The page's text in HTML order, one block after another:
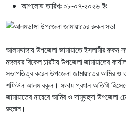
আপলোড তারিখঃ ০৮-০৭-২০২৬ ইং
আলমডাঙ্গায় উপজেলা জামায়াতে ইসলামীর রুকন
মঙ্গলবার বিকেল চারটায় উপজেলা জামায়াতের
সভাপতিত্ব করেন উপজেলা জামায়াতের আমির ও
শফিউল আলম বকুল। সভায় প্রধান অতিথি হিসেবে
জামায়াতের নায়েবে আমির ও দামুড়হুদা উপজেলা
রহমান।